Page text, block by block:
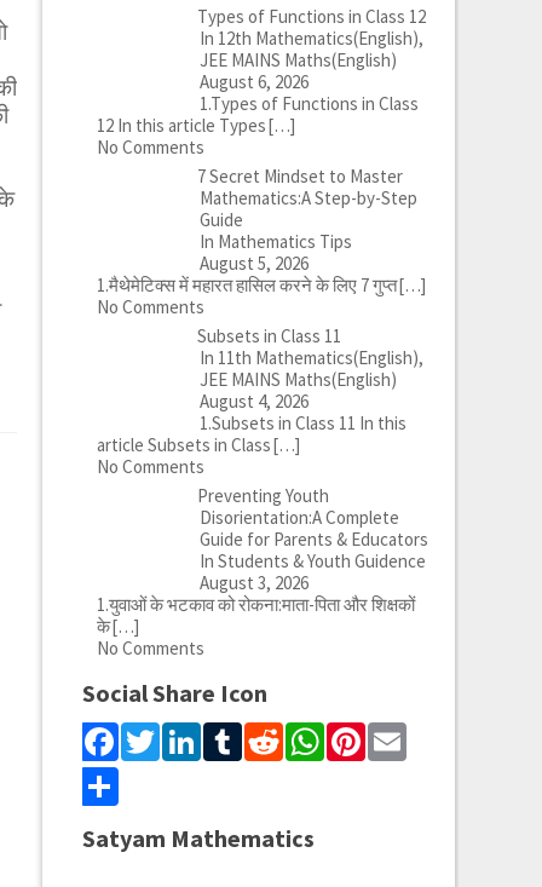
Types of Functions in Class 12
In 12th Mathematics(English),
JEE MAINS Maths(English)
August 6, 2026
1.Types of Functions in Class
12 In this article Types[…]
No Comments
7 Secret Mindset to Master
Mathematics:A Step-by-Step
Guide
In Mathematics Tips
August 5, 2026
1.मैथेमेटिक्स में महारत हासिल करने के लिए 7 गुप्त[…]
No Comments
Subsets in Class 11
In 11th Mathematics(English),
JEE MAINS Maths(English)
August 4, 2026
1.Subsets in Class 11 In this
article Subsets in Class[…]
No Comments
Preventing Youth
Disorientation:A Complete
Guide for Parents & Educators
In Students & Youth Guidence
August 3, 2026
1.युवाओं के भटकाव को रोकना:माता-पिता और शिक्षकों
के[…]
No Comments
Social Share Icon
Facebook
Twitter
LinkedIn
Tumblr
Reddit
WhatsApp
Pinterest
Email
Share
Satyam Mathematics